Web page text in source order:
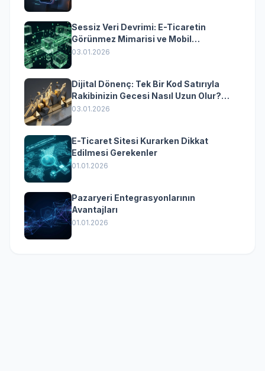
Sessiz Veri Devrimi: E-Ticaretin
Görünmez Mimarisi ve Mobil
Dönüşümün Kurumsal Anahtarı
03.01.2026
Dijital Dönenç: Tek Bir Kod Satırıyla
Rakibinizin Gecesi Nasıl Uzun Olur?
(Kurumsal Yazılımın Güçlü Rolü)
03.01.2026
E-Ticaret Sitesi Kurarken Dikkat
Edilmesi Gerekenler
01.01.2026
Pazaryeri Entegrasyonlarının
Avantajları
01.01.2026